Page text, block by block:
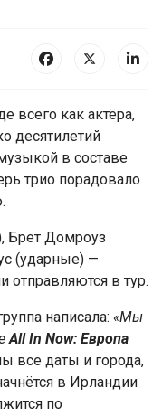
всего как актёра,
десятилетий
в составе
трио порадовало
Брет Домроуз
(ударные) —
отправляются в тур.
написала: «Мы
All In Now: Европа
все даты и города,
в Ирландии
по